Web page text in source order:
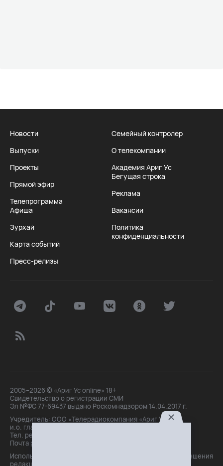
Новости
Выпуски
Проекты
Прямой эфир
Телепрограмма
Афиша
Зурхай
Карта событий
Пресс-релизы
Семейный контролер
О телекомпании
Академия Ариг Ус
Бегущая строка
Реклама
Вакансии
Политика
конфиденциальности
2005–2026 © «Ариг Ус online» 18+
Свидетельство о регистрации СМИ
Эл №ФС 77-69437 выдано Роскомнадзором 14.04.2017 г.
Учредитель: ООО «Телерадиокомпания «Ариг Ус»,
и.о. главного редактора: Маханова О.Б.
Тел. peдakции: +7(3012)21-30-14,
Почта peдakции: editor@arigus.tv
Использование материалов только с письменного разрешения
редакции. При цитировании прямая активная ссылка на